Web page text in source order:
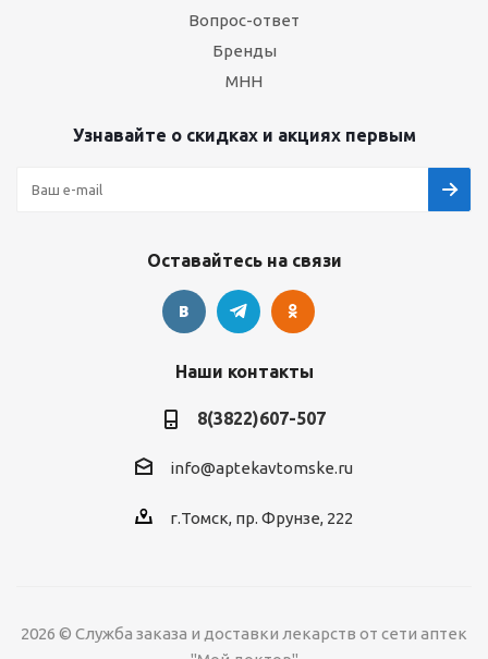
Вопрос-ответ
Бренды
МНН
Узнавайте о скидках и акциях первым
Оставайтесь на связи
Наши контакты
8(3822)607-507
info@aptekavtomske.ru
г.Томск, пр. Фрунзе, 222
2026 © Служба заказа и доставки лекарств от сети аптек